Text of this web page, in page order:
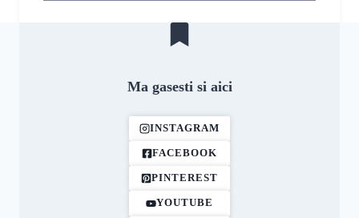
Ma gasesti si aici
INSTAGRAM
FACEBOOK
PINTEREST
YOUTUBE